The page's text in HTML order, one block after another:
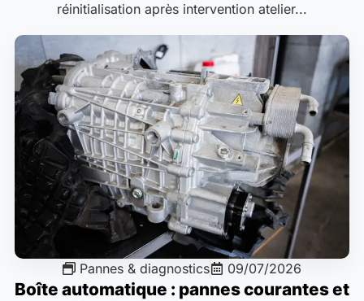
réinitialisation après intervention atelier...
Pannes & diagnostics 09/07/2026
Boîte automatique : pannes courantes et